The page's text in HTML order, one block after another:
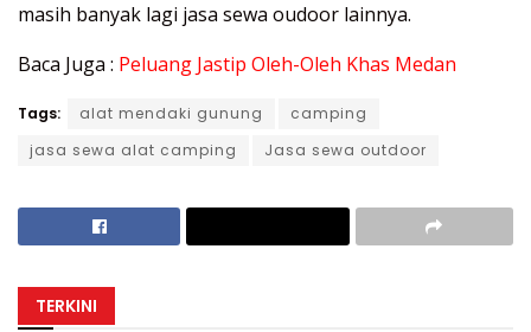
masih banyak lagi jasa sewa oudoor lainnya.
Baca Juga : Peluang Jastip Oleh-Oleh Khas Medan
Tags: alat mendaki gunung
camping
jasa sewa alat camping
Jasa sewa outdoor
TERKINI